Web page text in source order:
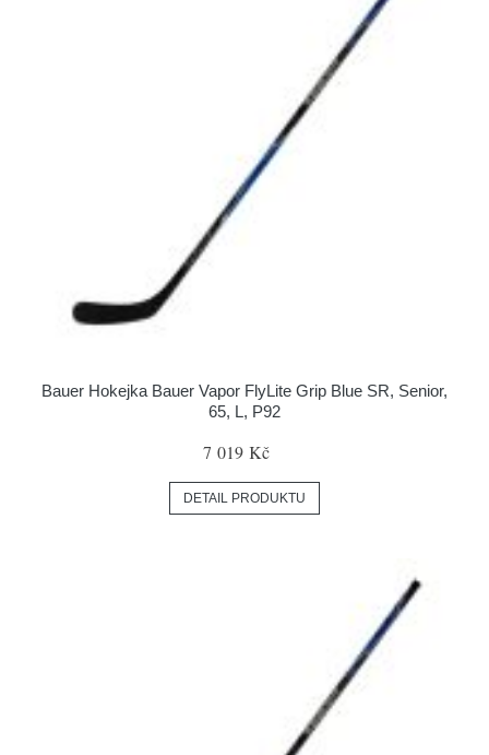
Bauer Hokejka Bauer Vapor FlyLite Grip Blue SR, Senior,
65, L, P92
7 019 Kč
DETAIL PRODUKTU